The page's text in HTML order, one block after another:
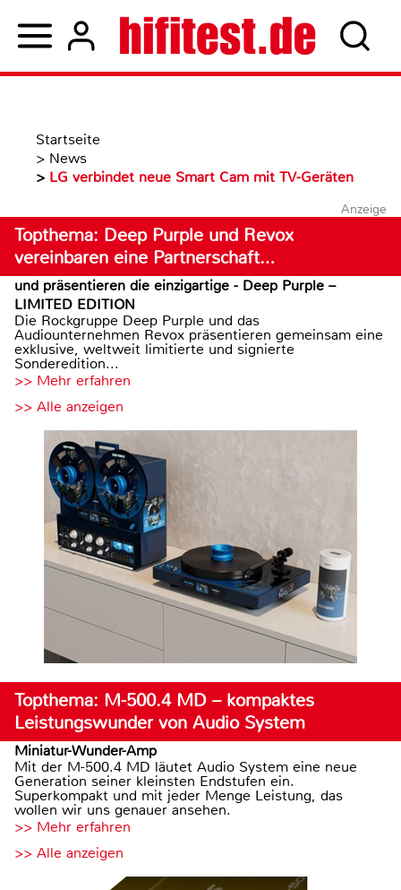
Startseite
> News
> LG verbindet neue Smart Cam mit TV-Geräten
Anzeige
Topthema: Deep Purple und Revox
vereinbaren eine Partnerschaft…
und präsentieren die einzigartige - Deep Purple –
LIMITED EDITION
Die Rockgruppe Deep Purple und das
Audiounternehmen Revox präsentieren gemeinsam eine
exklusive, weltweit limitierte und signierte
Sonderedition...
>> Mehr erfahren
>> Alle anzeigen
Topthema: M-500.4 MD – kompaktes
Leistungswunder von Audio System
Miniatur-Wunder-Amp
Mit der M-500.4 MD läutet Audio System eine neue
Generation seiner kleinsten Endstufen ein.
Superkompakt und mit jeder Menge Leistung, das
wollen wir uns genauer ansehen.
>> Mehr erfahren
>> Alle anzeigen